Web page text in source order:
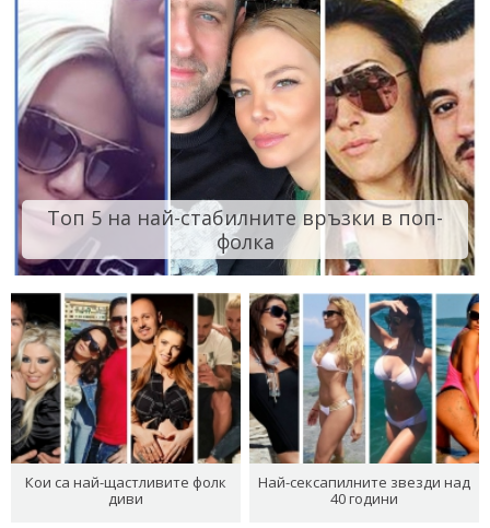
Топ 5 на най-стабилните връзки в поп-
фолка
Кои са най-щастливите фолк
диви
Най-сексапилните звезди над
40 години